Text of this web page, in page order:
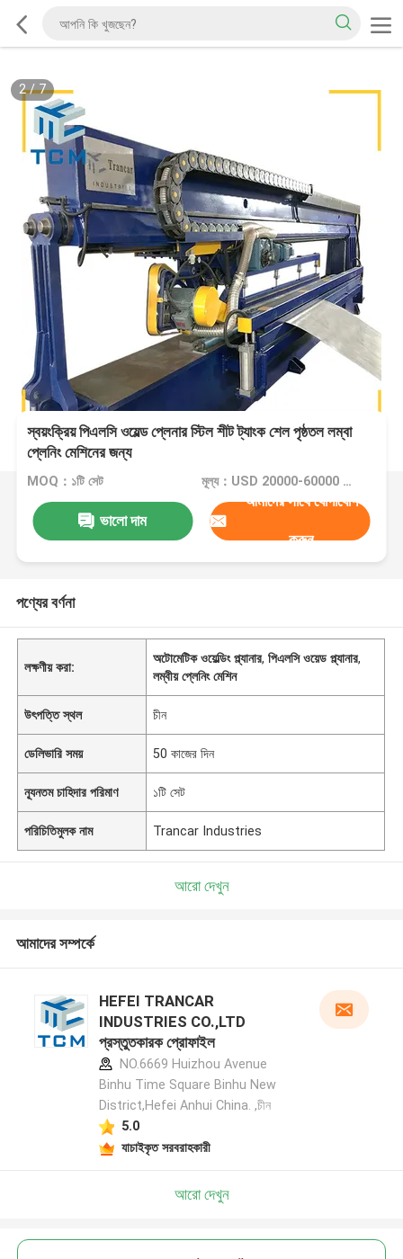
2/7
স্বয়ংক্রিয় পিএলসি ওয়েল্ড প্লেনার স্টিল শীট ট্যাংক শেল পৃষ্ঠতল লম্বা
প্লেনিং মেশিনের জন্য
MOQ：১টি সেট মূল্য：USD 20000-60000 Dollar per set
ভালো দাম
আমাদের সাথে যোগাযোগ
করুন
পণ্যের বর্ণনা
লক্ষণীয় করা:
অটোমেটিক ওয়েল্ডিং প্ল্যানার,পিএলসি ওয়েড প্ল্যানার,
লম্বীয় প্লেনিং মেশিন
উৎপত্তি স্থল চীন
ডেলিভারি সময় 50 কাজের দিন
ন্যূনতম চাহিদার পরিমাণ ১টি সেট
পরিচিতিমুলক নাম Trancar Industries
আরো দেখুন
আমাদের সম্পর্কে
HEFEI TRANCAR
INDUSTRIES CO.,LTD
প্রস্তুতকারক প্রোফাইল
NO.6669 Huizhou Avenue
Binhu Time Square Binhu New
District,Hefei Anhui China. ,চীন
5.0
যাচাইকৃত সরবরাহকারী
আরো দেখুন